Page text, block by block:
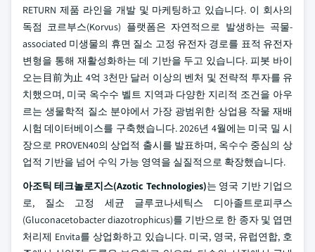
RETURN 제품 라인을 개발 및 마케팅하고 있습니다. 이 회사의
독점 코르부스(Korvus) 플랫폼은 자연적으로 발생하는 곡물-
associated 미생물의 휴면 질소 고정 유전자 경로를 표적 유전자
변형을 통해 재활성화하는 데 기반을 두고 있습니다. 피봇 바이
오는目前为止 4억 3천만 달러 이상의 벤처 및 전략적 투자를 유
치했으며, 미국 옥수수 벨트 지역과 다양한 지리적 조건을 아우
르는 생물학적 질소 분야에서 가장 광범위한 상업용 작물 재배
시험 데이터베이스를 구축했습니다. 2026년 4월에는 미국 밀 시
장으로 PROVEN40의 상업적 출시를 발표하며, 옥수수 중심의 상
업적 기반을 넘어 수익 가능 영역을 실질적으로 확장했습니다.
아조틱 테크놀로지스(Azotic Technologies)는 영국 기반 기업으
로, 질소 고정 세균 글루코나세틱스 디아졸트로피쿠스
(Gluconacetobacter diazotrophicus)를 기반으로 한 종자 및 엽면
처리제 Envita를 상업화하고 있습니다. 미국, 영국, 유럽연합, 호